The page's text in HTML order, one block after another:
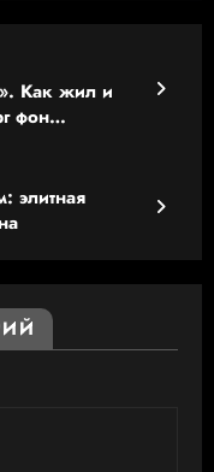
Как жил и
фон
элитная